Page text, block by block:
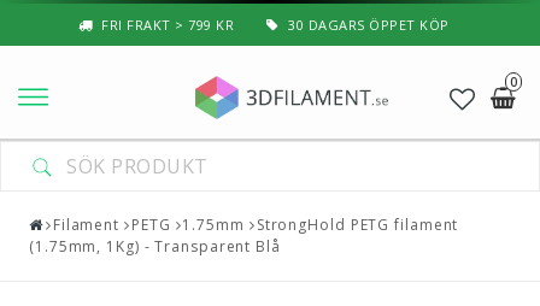
FRI FRAKT > 799 KR 30 DAGARS ÖPPET KÖP
0
Nyheter & Populärt
Filament
Filament PETG 1.75mm
StrongHold PETG filament
(1.75mm, 1Kg) - Transparent Blå